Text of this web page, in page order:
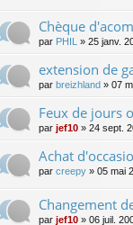
Chèque
par PHIL » 25 janv.
extension de
par breizhland » 07
Feux de jours
par jef10 » 24 sept.
Achat
par creepy » 05 mai
Changement
par jef10 » 06 juil.